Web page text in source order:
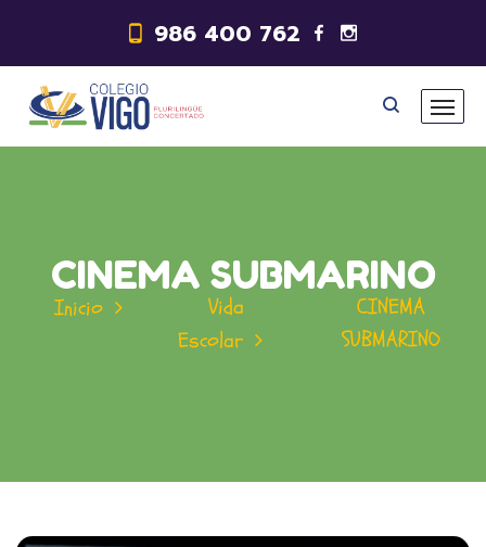
986 400 762
CINEMA SUBMARINO
Inicio
Vida
Escolar
CINEMA
SUBMARINO